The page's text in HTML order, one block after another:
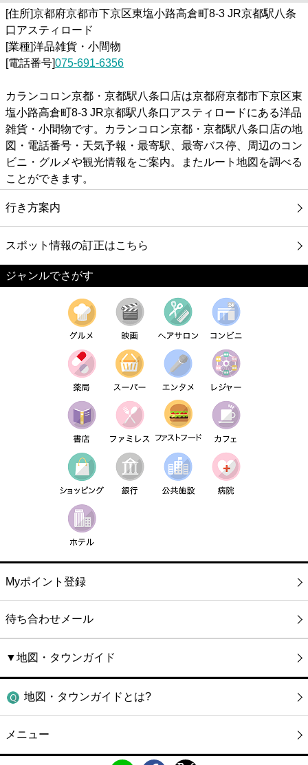
[住所]京都府京都市下京区東塩小路高倉町8-3 JR京都駅八条
口アスティロード
[業種]洋品雑貨・小間物
[電話番号]075-691-6356
カランコロン京都・京都駅八条口店は京都府京都市下京区東
塩小路高倉町8-3 JR京都駅八条口アスティロードにある洋品
雑貨・小間物です。カランコロン京都・京都駅八条口店の地
図・電話番号・天気予報・最寄駅、最寄バス停、周辺のコン
ビニ・グルメや観光情報をご案内。またルート地図を調べる
ことができます。
行き方案内
スポット情報の訂正はこちら
ジャンルでさがす
Myポイント登録
待ち合わせメール
▼地図・タウンガイド
地図・タウンガイドとは?
メニュー